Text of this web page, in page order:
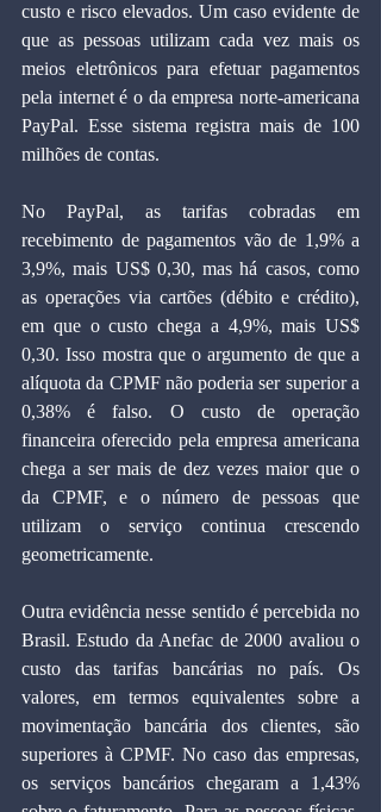
custo e risco elevados. Um caso evidente de
que as pessoas utilizam cada vez mais os
meios eletrônicos para efetuar pagamentos
pela internet é o da empresa norte-americana
PayPal. Esse sistema registra mais de 100
milhões de contas.
No PayPal, as tarifas cobradas em
recebimento de pagamentos vão de 1,9% a
3,9%, mais US$ 0,30, mas há casos, como
as operações via cartões (débito e crédito),
em que o custo chega a 4,9%, mais US$
0,30. Isso mostra que o argumento de que a
alíquota da CPMF não poderia ser superior a
0,38% é falso. O custo de operação
financeira oferecido pela empresa americana
chega a ser mais de dez vezes maior que o
da CPMF, e o número de pessoas que
utilizam o serviço continua crescendo
geometricamente.
Outra evidência nesse sentido é percebida no
Brasil. Estudo da Anefac de 2000 avaliou o
custo das tarifas bancárias no país. Os
valores, em termos equivalentes sobre a
movimentação bancária dos clientes, são
superiores à CPMF. No caso das empresas,
os serviços bancários chegaram a 1,43%